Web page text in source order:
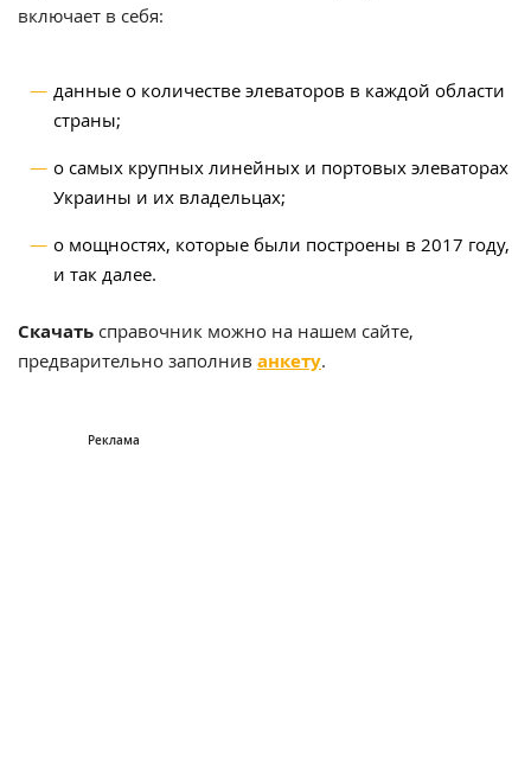
включает в себя:
данные о количестве элеваторов в каждой области
страны;
о самых крупных линейных и портовых элеваторах
Украины и их владельцах;
о мощностях, которые были построены в 2017 году,
и так далее.
Скачать справочник можно на нашем сайте,
предварительно заполнив анкету.